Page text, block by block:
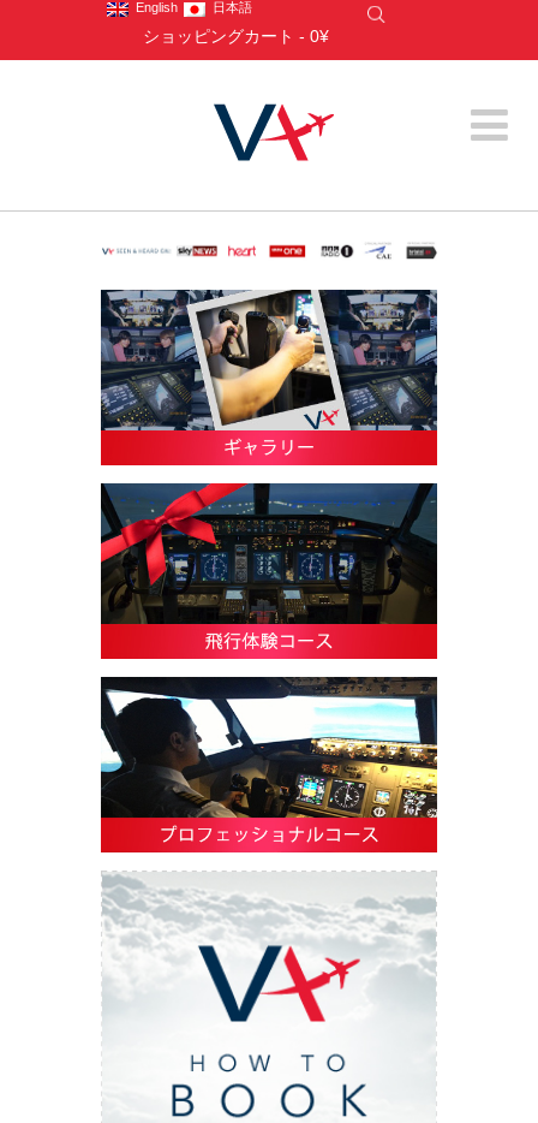
English 日本語
ショッピングカート - 0¥